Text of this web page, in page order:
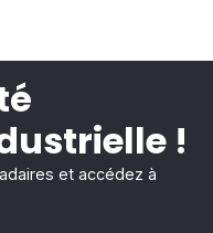
!
et accédez à